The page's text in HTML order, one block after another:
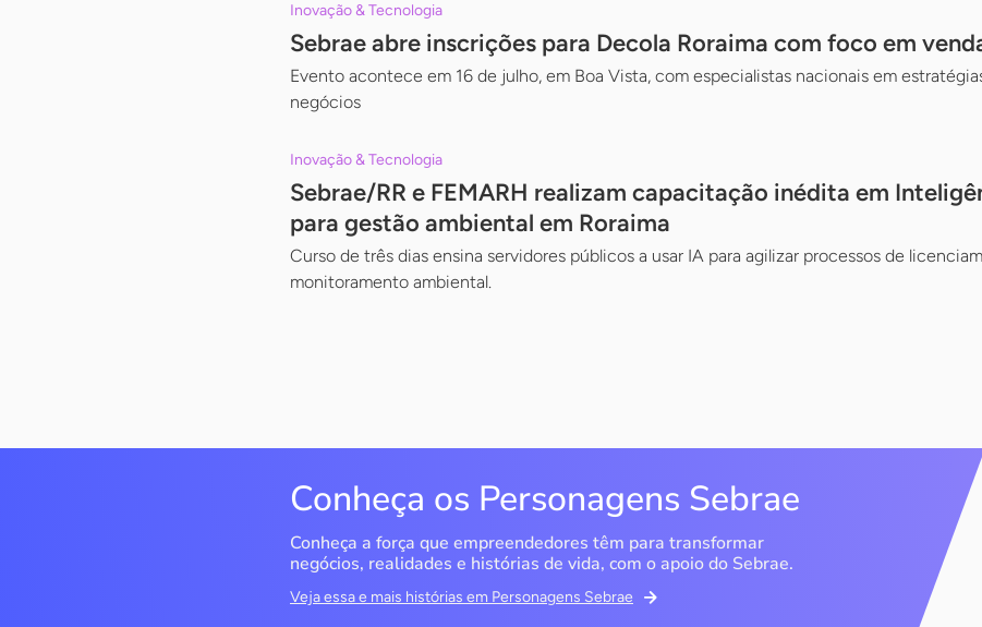
Inovação & Tecnologia
Sebrae abre inscrições para Decola Roraima com foco em
Evento acontece em 16 de julho, em Boa Vista, com especialistas nacionais em
negócios
Inovação & Tecnologia
Sebrae/RR e FEMARH realizam capacitação inédita em
para gestão ambiental em Roraima
Curso de três dias ensina servidores públicos a usar IA para agilizar processos de
monitoramento ambiental.
Conheça os Personagens Sebrae
Conheça a força que empreendedores têm para transformar
negócios, realidades e histórias de vida, com o apoio do Sebrae.
Veja essa e mais histórias em Personagens Sebrae